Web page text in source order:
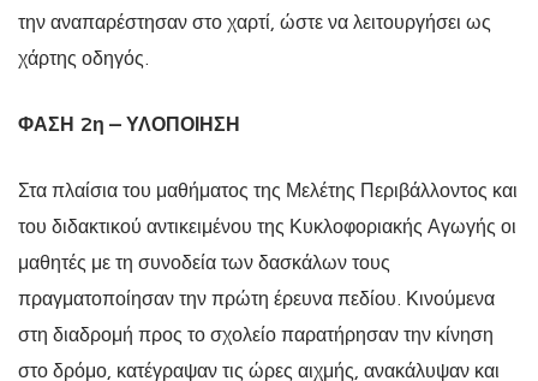
την αναπαρέστησαν στο χαρτί, ώστε να λειτουργήσει ως
χάρτης οδηγός.
ΦΑΣΗ 2η – ΥΛΟΠΟΙΗΣΗ
Στα πλαίσια του μαθήματος της Μελέτης Περιβάλλοντος και
του διδακτικού αντικειμένου της Κυκλοφοριακής Αγωγής οι
μαθητές με τη συνοδεία των δασκάλων τους
πραγματοποίησαν την πρώτη έρευνα πεδίου. Κινούμενα
στη διαδρομή προς το σχολείο παρατήρησαν την κίνηση
στο δρόμο, κατέγραψαν τις ώρες αιχμής, ανακάλυψαν και